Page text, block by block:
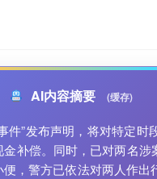
AI内容摘要 (缓存)
件”发布声明，将对特定时
补偿。同时，已对两名
，警方已依法对两人作